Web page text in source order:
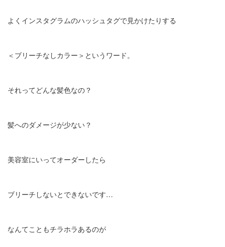
よくインスタグラムのハッシュタグで見かけたりする
＜ブリーチなしカラー＞というワード。
それってどんな髪色なの？
髪へのダメージが少ない？
美容室にいってオーダーしたら
ブリーチしないとできないです…
なんてこともチラホラあるのが